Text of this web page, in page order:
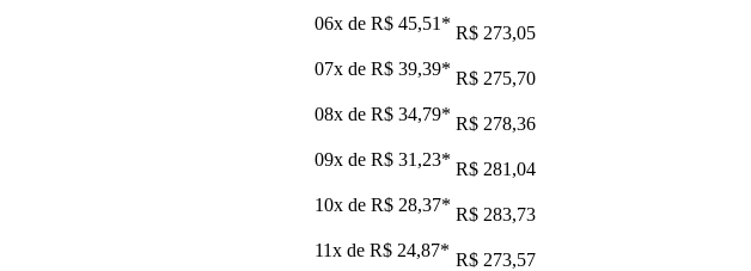
06x de R$ 45,51 * R$ 273,05
07x de R$ 39,39* R$ 275,70
08x de R$ 34,79* R$ 278,36
09x de R$ 31,23* R$ 281,04
10x de R$ 28,37* R$ 283,73
11x de R$ 24,87* R$ 273,57